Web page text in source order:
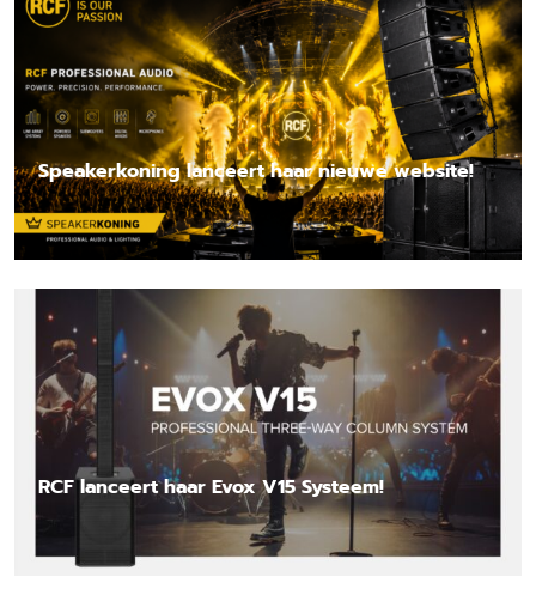
Speakerkoning lanceert haar nieuwe website!
Lees nieuwsbericht
RCF lanceert haar Evox V15 Systeem!
Lees nieuwsbericht